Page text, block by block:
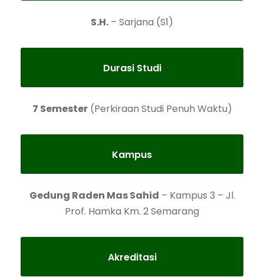
S.H. – Sarjana (S1)
Durasi Studi
7 Semester(Perkiraan Studi Penuh Waktu)
Kampus
Gedung Raden Mas Sahid – Kampus 3 – Jl.
Prof. Hamka Km. 2 Semarang
Akreditasi